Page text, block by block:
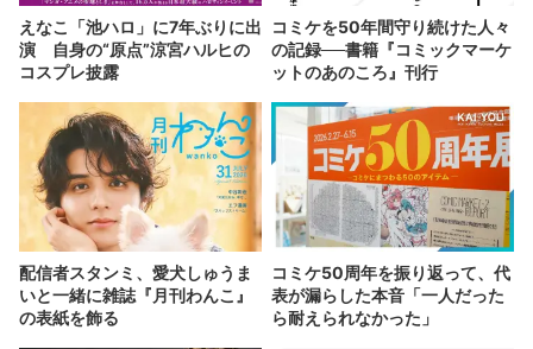
えなこ「池ハロ」に7年ぶりに出
演 自身の“原点”涼宮ハルヒの
コスプレ披露
コミケを50年間守り続けた人々
の記録──書籍『コミックマーケ
ットのあのころ』刊行
配信者スタンミ、愛犬しゅうま
いと一緒に雑誌『月刊わんこ』
の表紙を飾る
コミケ50周年を振り返って、代
表が漏らした本音「一人だった
ら耐えられなかった」